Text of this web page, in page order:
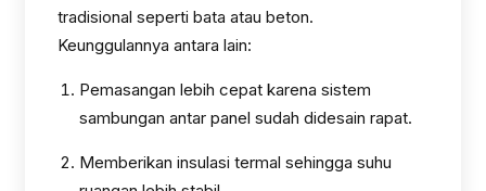
tradisional seperti bata atau beton.
Keunggulannya antara lain:
Pemasangan lebih cepat karena sistem
sambungan antar panel sudah didesain rapat.
Memberikan insulasi termal sehingga suhu